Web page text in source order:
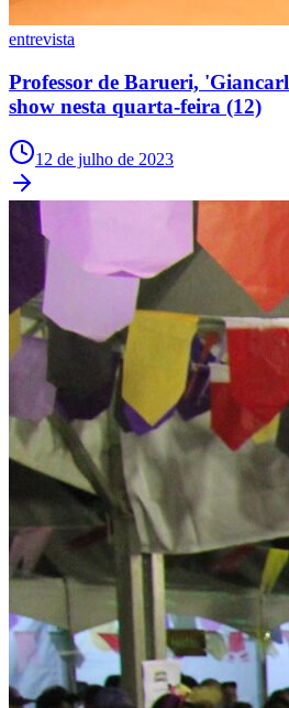
Sport
entrevista
Professor de Barueri,
show nesta quarta-feira (12)
12 de julho de 2023